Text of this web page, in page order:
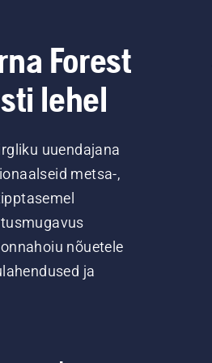
Forest
lehel
uuendajana
metsa-,
nõuetele
ja